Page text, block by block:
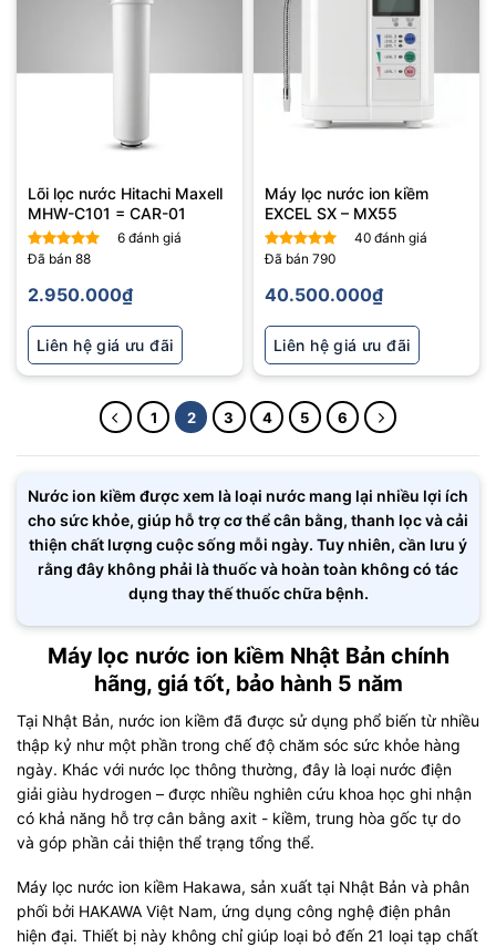
Lõi lọc nước Hitachi Maxell
MHW-C101 = CAR-01
Được xếp
sao
6đánh giá
Đã bán 88
2.950.000₫
Liên hệ giá ưu đãi
Máy lọc nước ion kiềm
EXCEL SX – MX55
Được xếp
sao
40đánh giá
Đã bán 790
40.500.000₫
Liên hệ giá ưu đãi
1 2 3 4 5 6
Nước ion kiềm được xem là loại nước mang lại nhiều lợi ích
cho sức khỏe, giúp hỗ trợ cơ thể cân bằng, thanh lọc và cải
thiện chất lượng cuộc sống mỗi ngày. Tuy nhiên, cần lưu ý
rằng đây không phải là thuốc và hoàn toàn không có tác
dụng thay thế thuốc chữa bệnh.
Máy lọc nước ion kiềm Nhật Bản chính
hãng, giá tốt, bảo hành 5 năm
Tại Nhật Bản, nước ion kiềm đã được sử dụng phổ biến từ nhiều
thập kỷ như một phần trong chế độ chăm sóc sức khỏe hàng
ngày. Khác với nước lọc thông thường, đây là loại nước điện
giải giàu hydrogen – được nhiều nghiên cứu khoa học ghi nhận
có khả năng hỗ trợ cân bằng axit - kiềm, trung hòa gốc tự do
và góp phần cải thiện thể trạng tổng thể.
Máy lọc nước ion kiềm Hakawa, sản xuất tại Nhật Bản và phân
phối bởi HAKAWA Việt Nam, ứng dụng công nghệ điện phân
hiện đại. Thiết bị này không chỉ giúp loại bỏ đến 21 loại tạp chất